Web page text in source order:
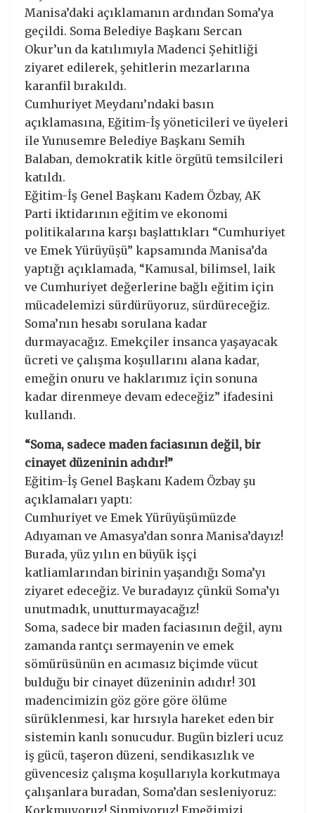
Manisa’daki açıklamanın ardından Soma’ya
geçildi. Soma Belediye Başkanı Sercan
Okur’un da katılımıyla Madenci Şehitliği
ziyaret edilerek, şehitlerin mezarlarına
karanfil bırakıldı.
Cumhuriyet Meydanı’ndaki basın
açıklamasına, Eğitim-İş yöneticileri ve üyeleri
ile Yunusemre Belediye Başkanı Semih
Balaban, demokratik kitle örgütü temsilcileri
katıldı.
Eğitim-İş Genel Başkanı Kadem Özbay, AK
Parti iktidarının eğitim ve ekonomi
politikalarına karşı başlattıkları “Cumhuriyet
ve Emek Yürüyüşü” kapsamında Manisa’da
yaptığı açıklamada, “Kamusal, bilimsel, laik
ve Cumhuriyet değerlerine bağlı eğitim için
mücadelemizi sürdürüyoruz, sürdüreceğiz.
Soma’nın hesabı sorulana kadar
durmayacağız. Emekçiler insanca yaşayacak
ücreti ve çalışma koşullarını alana kadar,
emeğin onuru ve haklarımız için sonuna
kadar direnmeye devam edeceğiz” ifadesini
kullandı.
“Soma, sadece maden faciasının değil, bir
cinayet düzeninin adıdır!”
Eğitim-İş Genel Başkanı Kadem Özbay şu
açıklamaları yaptı:
Cumhuriyet ve Emek Yürüyüşümüzde
Adıyaman ve Amasya’dan sonra Manisa’dayız!
Burada, yüz yılın en büyük işçi
katliamlarından birinin yaşandığı Soma’yı
ziyaret edeceğiz. Ve buradayız çünkü Soma’yı
unutmadık, unutturmayacağız!
Soma, sadece bir maden faciasının değil, aynı
zamanda rantçı sermayenin ve emek
sömürüsünün en acımasız biçimde vücut
bulduğu bir cinayet düzeninin adıdır! 301
madencimizin göz göre göre ölüme
sürüklenmesi, kar hırsıyla hareket eden bir
sistemin kanlı sonucudur. Bugün bizleri ucuz
iş gücü, taşeron düzeni, sendikasızlık ve
güvencesiz çalışma koşullarıyla korkutmaya
çalışanlara buradan, Soma’dan sesleniyoruz:
Korkmuyoruz! Sinmiyoruz! Emeğimizi